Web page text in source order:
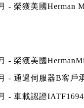
- 榮獲美國Herman
- 榮獲美國
- 通過伺服器B客戶
- 車載認證